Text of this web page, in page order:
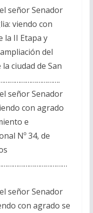
señor Senador
viendo con
la II Etapa y
del
ciudad de San
señor Senador
con agrado
e
Nº 34, de
señor Senador
con agrado se